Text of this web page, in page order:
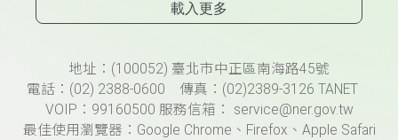
載入更多
頁尾資訊地址：(100052) 臺北市中正區南海路45號
電話：(02) 2388-0600 傳真：(02)2389-3126 TANET
VOIP：99160500 服務信箱： service@ner.gov.tw
最佳使用瀏覽器：Google Chrome、Firefox、Apple Safari